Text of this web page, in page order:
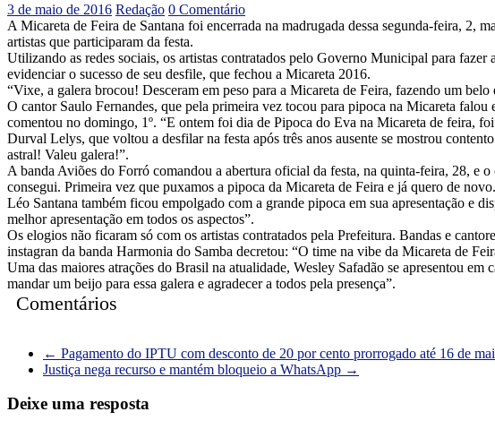
3 de maio de 2016 Redação 0 Comentário
A Micareta de Feira de Santana foi encerrada na madrugada dessa segunda-feira, 2,
artistas que participaram da festa.
Utilizando as redes sociais, os artistas contratados pelo Governo Municipal para
evidenciar o sucesso de seu desfile, que fechou a Micareta 2016.
“Vixe, a galera brocou! Desceram em peso para a Micareta de Feira, fazendo um
O cantor Saulo Fernandes, que pela primeira vez tocou para pipoca na Micareta
comentou no domingo, 1º. “E ontem foi dia de Pipoca do Eva na Micareta de feira,
Durval Lelys, que voltou a desfilar na festa após três anos ausente se mostrou
astral! Valeu galera!”.
A banda Aviões do Forró comandou a abertura oficial da festa, na quinta-feira, 28, e
consegui. Primeira vez que puxamos a pipoca da Micareta de Feira e já quero de
Léo Santana também ficou empolgado com a grande pipoca em sua apresentação e
melhor apresentação em todos os aspectos”.
Os elogios não ficaram só com os artistas contratados pela Prefeitura. Bandas e
instagran da banda Harmonia do Samba decretou: “O time na vibe da Micareta de
Uma das maiores atrações do Brasil na atualidade, Wesley Safadão se apresentou
mandar um beijo para essa galera e agradecer a todos pela presença”.
Comentários
← Pagamento do IPTU com desconto de 20 por cento prorrogado até 16 de
Justiça nega recurso e mantém bloqueio a WhatsApp →
Deixe uma resposta